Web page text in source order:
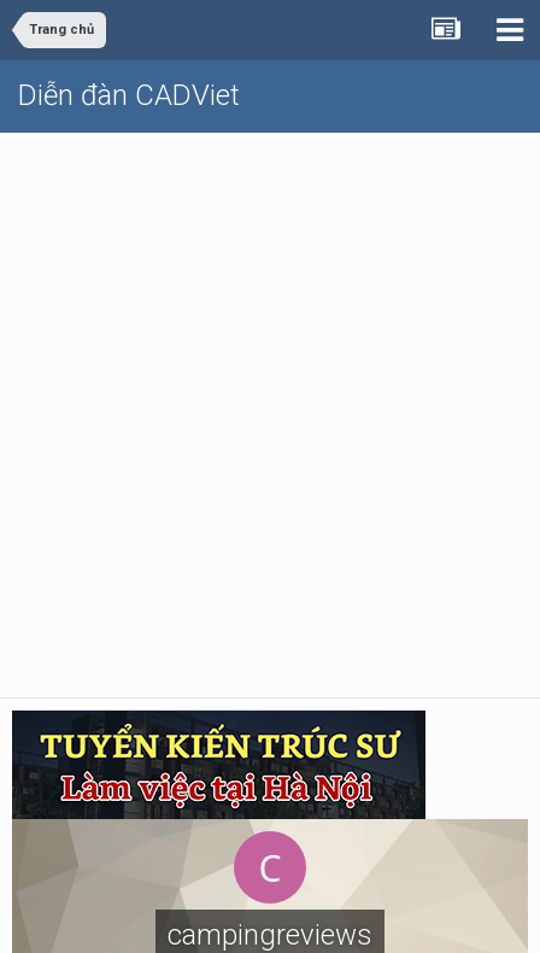
Trang chủ
Diễn đàn CADViet
campingreviews